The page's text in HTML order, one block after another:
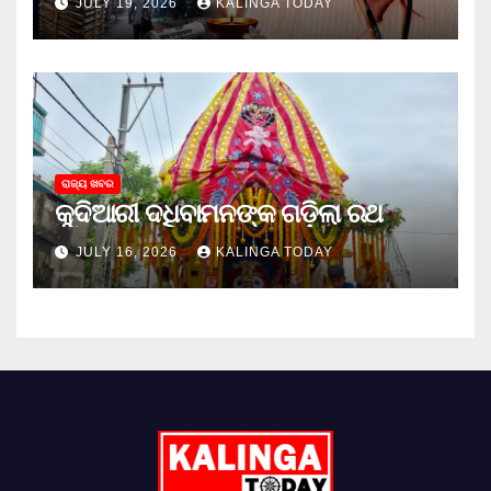
ରାଜ୍ୟ ଖବର
କୁଦିଆରୀ ଦଧିବାମନଙ୍କ ଗଡ଼ିଲା ରଥ
JULY 16, 2026 KALINGA TODAY